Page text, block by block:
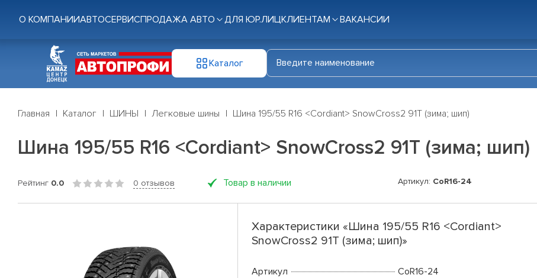
О КОМПАНИИАВТОСЕРВИСПРОДАЖА АВТО ДЛЯ ЮР.ЛИЦКЛИЕНТАМ ВАКАНСИИ
Каталог
Главная Каталог ШИНЫ Легковые шины Шина 195/55 R16 <Cordiant> SnowCross2 91T (зима; шип)
Шина 195/55 R16 <Cordiant> SnowCross2 91T (зима; шип)
Рейтинг 0.0 0 отзывов Товар в наличии Артикул: CoR16-24
Характеристики «Шина 195/55 R16 <Cordiant>
SnowCross2 91T (зима; шип)»
Артикул
CoR16-24